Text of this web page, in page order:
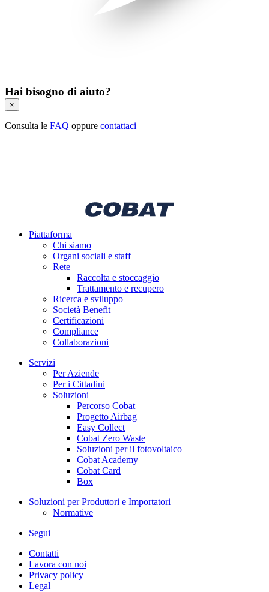
Hai bisogno di aiuto?
×
Consulta le FAQ oppure contattaci
Piattaforma
Chi siamo
Organi sociali e staff
Rete
Raccolta e stoccaggio
Trattamento e recupero
Ricerca e sviluppo
Società Benefit
Certificazioni
Compliance
Collaborazioni
Servizi
Per Aziende
Per i Cittadini
Soluzioni
Percorso Cobat
Progetto Airbag
Easy Collect
Cobat Zero Waste
Soluzioni per il fotovoltaico
Cobat Academy
Cobat Card
Box
Soluzioni per Produttori e Importatori
Normative
Segui
Contatti
Lavora con noi
Privacy policy
Legal